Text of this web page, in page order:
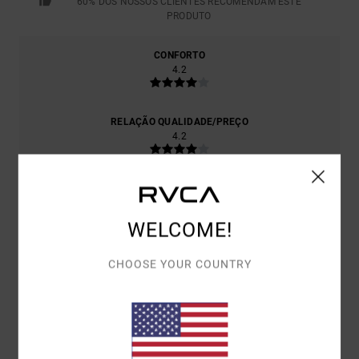
PRODUTO
CONFORTO
4.2
RELAÇÃO QUALIDADE/PREÇO
4.2
TAMANHO
4.6
WELCOME!
CHOOSE YOUR COUNTRY